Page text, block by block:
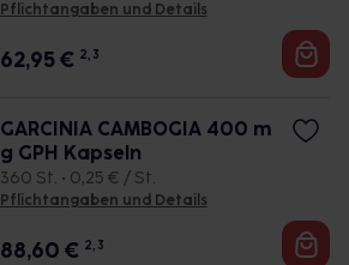
Pflichtangaben und Details
62,95€ 2, 3
GARCINIA CAMBOGIA 400 m
g GPH Kapseln
360 St. • 0,25 € / St.
Pflichtangaben und Details
88,60 € 2, 3